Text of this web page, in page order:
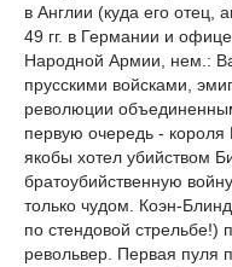
в Англии (куда его отец,
49 гг. в Германии и
Народной Армии, нем.:
прусскими войсками,
революции
первую очередь -
якобы хотел убийством
братоубийственную
только чудом. Коэн-
по стендовой стрельбе!)
револьвер. Первая пуля